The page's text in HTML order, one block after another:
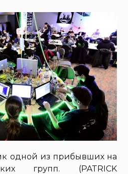
одной из прибывших на
групп. (PATRICK